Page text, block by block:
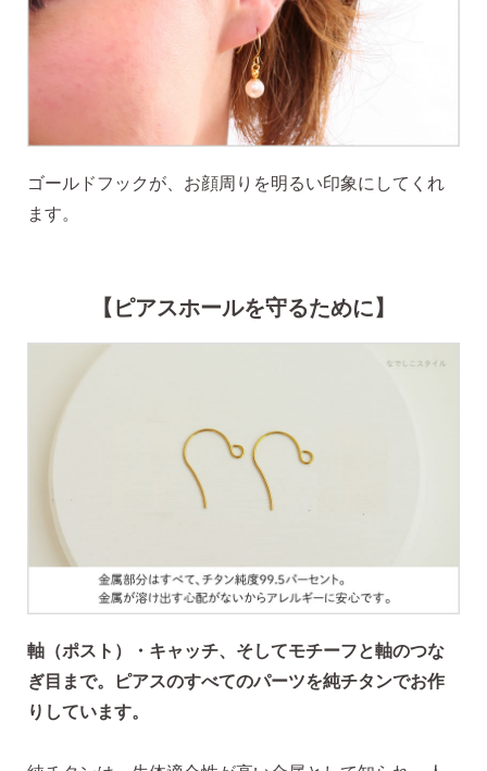
に「お渡し用バック」と季節に合わせた「メッセージカー
詳しく見る
フォローしてみてください。
ピアスの通販ショップ
ようこそ！！なでしこスタイルへ！
ゴールドフックが、お顔周りを明るい印象にしてくれ
ます。
【ピアスホールを守るために】
軸（ポスト）・キャッチ、そしてモチーフと軸のつな
ぎ目まで。ピアスのすべてのパーツを純チタンでお作
りしています。